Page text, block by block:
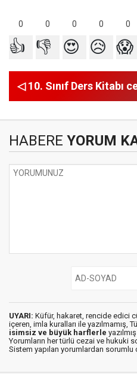
0 0 0 0 0
👍 👎 😍 😥 😱
◁ 10. Sınıf Ders Kitabı
HABERE YORUM
UYARI: Küfür, hakaret, rencide edici
içeren, imla kuralları ile yazılmamış,
isimsiz ve büyük harflerle
Yorumların her türlü cezai ve hukuki
Sistem yapılan yorumlardan sorumlu